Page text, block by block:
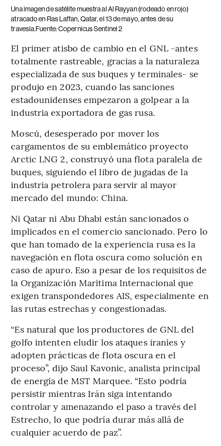
Una imagen de satélite muestra al Al Rayyan (rodeado en rojo)
atracado en Ras Laffan, Qatar, el 13 de mayo, antes de su
travesía.Fuente: Copernicus Sentinel 2
El primer atisbo de cambio en el GNL -antes
totalmente rastreable, gracias a la naturaleza
especializada de sus buques y terminales- se
produjo en 2023, cuando las sanciones
estadounidenses empezaron a golpear a la
industria exportadora de gas rusa.
Moscú, desesperado por mover los
cargamentos de su emblemático proyecto
Arctic LNG 2, construyó una flota paralela de
buques, siguiendo el libro de jugadas de la
industria petrolera para servir al mayor
mercado del mundo: China.
Ni Qatar ni Abu Dhabi están sancionados o
implicados en el comercio sancionado. Pero lo
que han tomado de la experiencia rusa es la
navegación en flota oscura como solución en
caso de apuro. Eso a pesar de los requisitos de
la Organización Marítima Internacional que
exigen transpondedores AIS, especialmente en
las rutas estrechas y congestionadas.
“Es natural que los productores de GNL del
golfo intenten eludir los ataques iraníes y
adopten prácticas de flota oscura en el
proceso”, dijo Saul Kavonic, analista principal
de energía de MST Marquee. “Esto podría
persistir mientras Irán siga intentando
controlar y amenazando el paso a través del
Estrecho, lo que podría durar más allá de
cualquier acuerdo de paz”.